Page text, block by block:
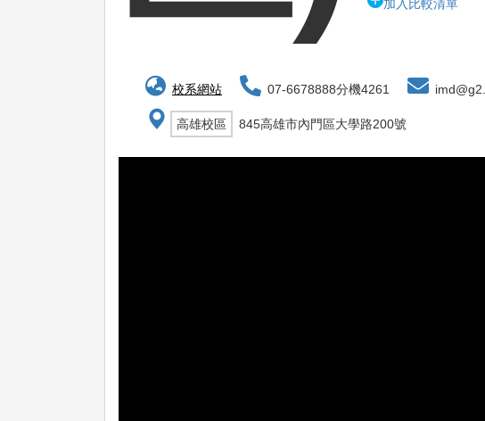
加入比較清單
校系網站 07-6678888分機4261
高雄校區 845高雄市內門區大學路200號